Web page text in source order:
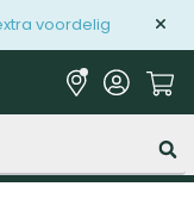
voordelig